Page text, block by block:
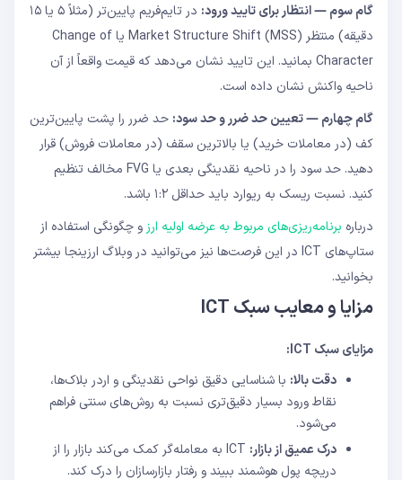
گام سوم — انتظار برای تایید ورود:
در تایم‌فریم پایین‌تر (مثلاً ۵ یا ۱۵
دقیقه) منتظر Market Structure Shift (MSS) یا Change of
Character بمانید. این تایید نشان می‌دهد که قیمت واقعاً از آن
ناحیه واکنش نشان داده است.
گام چهارم — تعیین حد ضرر و حد سود: حد ضرر را پشت پایین‌ترین
کف (در معاملات خرید) یا بالاترین سقف (در معاملات فروش) قرار
دهید. حد سود را در ناحیه نقدینگی بعدی یا FVG مخالف تنظیم
کنید. نسبت ریسک به ریوارد باید حداقل ۱:۲ باشد.
درباره برنامه‌ریزی‌های مربوط به عرضه اولیه ارز و چگونگی استفاده از
ستاپ‌های ICT در این فرصت‌ها نیز می‌توانید در وبلاگ ارزینجا بیشتر
بخوانید.
مزایا و معایب سبک ICT
مزایای سبک ICT:
دقت بالا: با شناسایی دقیق نواحی نقدینگی و اردر بلاک‌ها،
نقاط ورود بسیار دقیق‌تری نسبت به روش‌های سنتی فراهم
می‌شود.
درک عمیق از بازار:
ICT به معامله‌گر کمک می‌کند بازار را از
دریچه پول هوشمند ببیند و رفتار بازارسازان را درک کند.